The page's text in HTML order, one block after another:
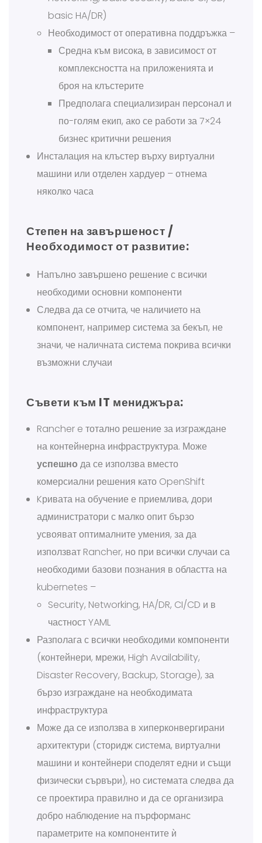
basic HA/DR)
Необходимост от оперативна поддръжка –
Средна към висока, в зависимост от
комплексността на приложенията и
броя на клъстерите
Предполага специализиран персонал и
по-голям екип, ако се работи за 7×24
бизнес критични решения
Инсталация на клъстер върху виртуални
машини или отделен хардуер – отнема
няколко часа
Степен на завършеност /
Необходимост от развитие:
Напълно завършено решение с всички
необходими основни компоненти
Следва да се отчита, че наличието на
компонент, например система за бекъп, не
значи, че наличната система покрива всички
възможни случаи
Съвети към IT мениджъра:
Rancher e тотално решение за изграждане
на контейнерна инфраструктура. Може
успешно да се използва вместо
комерсиални решения като OpenShift
Kривата на обучение е приемлива, дори
администратори с малко опит бързо
усвояват оптималните умения, за да
използват Rancher, но при всички случаи са
необходими базови познания в областта на
kubernetes –
Security, Networking, HA/DR, CI/CD и в
частност YAML
Разполага с всички необходими компоненти
(контейнери, мрежи, High Availability,
Disaster Recovery, Backup, Storage), за
бързо изграждане на необходимата
инфраструктура
Може да се използва в хиперконвергирани
архитектури (сторидж система, виртуални
машини и контейнери споделят едни и същи
физически сървъри), но системата следва да
се проектира правилно и да се организира
добро наблюдение на пърформанс
параметрите на компонентите ѝ